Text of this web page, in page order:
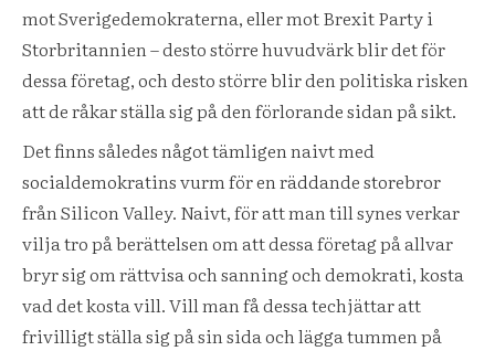
mot Sverigedemokraterna, eller mot Brexit Party i
Storbritannien – desto större huvudvärk blir det för
dessa företag, och desto större blir den politiska risken
att de råkar ställa sig på den förlorande sidan på sikt.
Det finns således något tämligen naivt med
socialdemokratins vurm för en räddande storebror
från Silicon Valley. Naivt, för att man till synes verkar
vilja tro på berättelsen om att dessa företag på allvar
bryr sig om rättvisa och sanning och demokrati, kosta
vad det kosta vill. Vill man få dessa techjättar att
frivilligt ställa sig på sin sida och lägga tummen på